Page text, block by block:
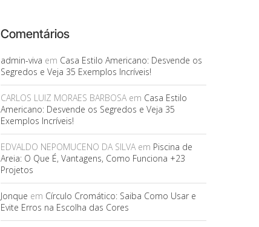
Comentários
admin-viva em Casa Estilo Americano: Desvende os
Segredos e Veja 35 Exemplos Incríveis!
CARLOS LUIZ MORAES BARBOSAem Casa Estilo
Americano: Desvende os Segredos e Veja 35
Exemplos Incríveis!
EDVALDO NEPOMUCENO DA SILVAem Piscina de
Areia: O Que É, Vantagens, Como Funciona +23
Projetos
Jonque em Círculo Cromático: Saiba Como Usar e
Evite Erros na Escolha das Cores